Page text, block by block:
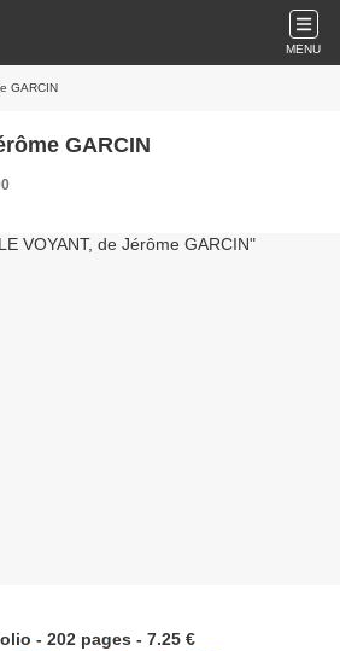
MENU
GARCIN
GARCIN
- 202 pages - 7.25 €